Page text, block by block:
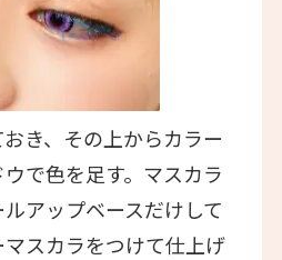
き、その上からカラー
で色を足す。マスカラ
アップベースだけして
スカラをつけて仕上げ